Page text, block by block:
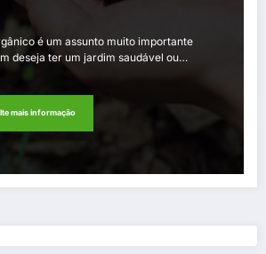
é um assunto muito importante
deseja ter um jardim saudável ou…
mais informação